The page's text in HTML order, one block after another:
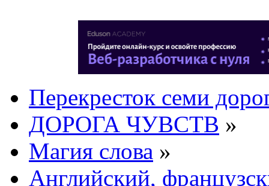
Перекресток семи
ДОРОГА ЧУВСТВ »
Магия слова »
Английский,